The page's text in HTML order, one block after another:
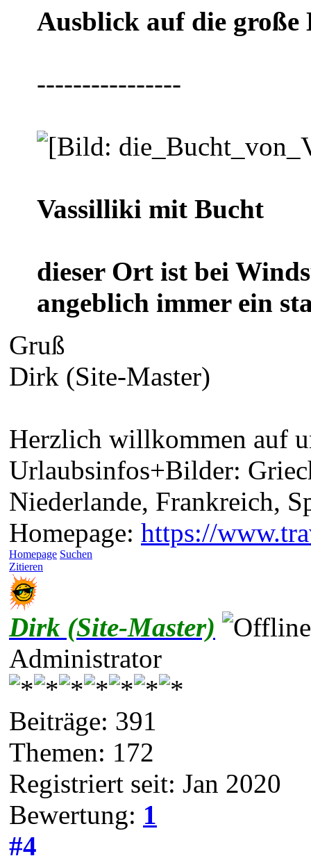
Ausblick auf die große
----------------
Vassilliki mit Bucht
dieser Ort ist bei
angeblich immer ein
Gruß
Dirk (Site-Master)
Herzlich willkommen auf
Urlaubsinfos+Bilder:
Niederlande, Frankreich,
Homepage: https://
Homepage Suchen
Zitieren
Dirk (Site-Master)
Administrator
Beiträge: 391
Themen: 172
Registriert seit: Jan 2020
Bewertung: 1
#4